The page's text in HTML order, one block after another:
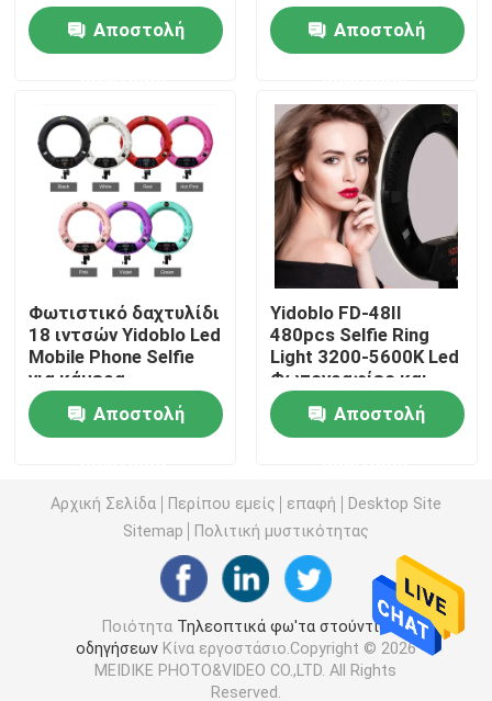
Ειδήσεις
Υποθέσεις
Τηλεοπτικά φω'τα στούντιο οδηγήσεων
Τηλεοπτικό φως των RGB οδηγήσεων
Φωτογραφία φω'των στούντιο οδηγήσεων
Φω'τα στούντιο των RGB οδηγήσεων
Φω'τα φωτογραφίας φωτός της ημέρας
Μαλακό φως επιτροπής οδηγήσεων
Φως κινηματογραφικών στούντιο
ομορφιάς Permanent
Makeup Studio
Αποστολή
για Μακιγιάζ
Περιποίηση
Δέρματος Ομορφιά
Αποστολή
Φωτιστικό δαχτυλίδι
18 ιντσών Yidoblo Led
Mobile Phone Selfie
για κάμερα
φωτογραφίας
Αποστολή
Yidoblo FD-48II
480pcs Selfie Ring
Light 3200-5600K Led
Φωτογραφίες και
φωτιστικά βίντεο
για εσωτερικό
κινηματογραφικό
Αποστολή
Αρχική Σελίδα Περίπου εμείς επαφή
Desktop Site
Sitemap
Πολιτική μυστικότητας
Ποιότητα Τηλεοπτικά φω'τα στούντιο
οδηγήσεωνΚίνα εργοστάσιο.Copyright © 2026
MEIDIKE PHOTO&VIDEO CO.,LTD. All Rights
Reserved.